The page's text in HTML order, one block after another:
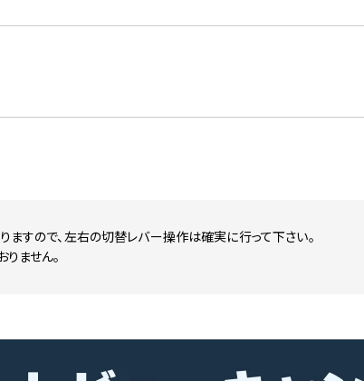
すので、左右の切替レバー操作は確実に行って下さい。
ません。